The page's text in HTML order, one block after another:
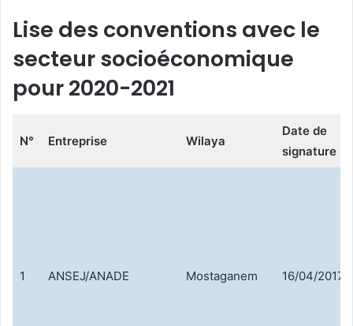
Lise des conventions avec le
secteur socioéconomique
pour 2020-2021
N° Entreprise Wilaya
Date de
signature
1 ANSEJ/ANADE Mostaganem 16/04/2017